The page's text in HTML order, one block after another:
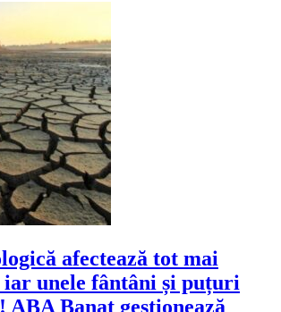
afectează tot mai
unele fântâni și puțuri
ABA Banat gestionează